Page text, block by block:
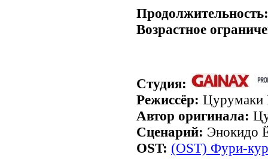
Продолжительность:
Возрастное
Студия:
Режиссёр: Цурумаки
Автор оригинала:
Сценарий: Энокидо
OST: (OST) Фури-